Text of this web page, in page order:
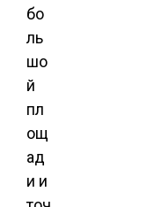
бо
ль
шо
й
пл
ощ
ад
и и